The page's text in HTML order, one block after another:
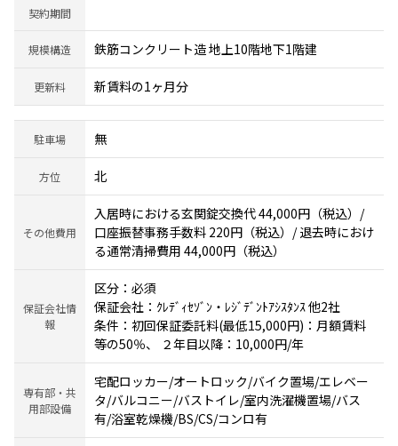
契約期間
規模構造 鉄筋コンクリート造 地上10階地下1階建
更新料 新賃料の1ヶ月分
駐車場 無
方位 北
その他費用
入居時における玄関錠交換代 44,000円（税込）/
口座振替事務手数料 220円（税込）/ 退去時におけ
る通常清掃費用 44,000円（税込）
保証会社情
報
区分：必須
保証会社：ｸﾚﾃﾞｨｾｿﾞﾝ・ﾚｼﾞﾃﾞﾝﾄｱｼｽﾀﾝｽ 他2社
条件：初回保証委託料(最低15,000円)：月額賃料
等の50％、 ２年目以降：10,000円/年
専有部・共
用部設備
宅配ロッカー/オートロック/バイク置場/エレベー
タ/バルコニー/バストイレ/室内洗濯機置場/バス
有/浴室乾燥機/BS/CS/コンロ有